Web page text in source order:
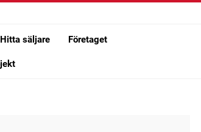
Hitta säljare Företaget